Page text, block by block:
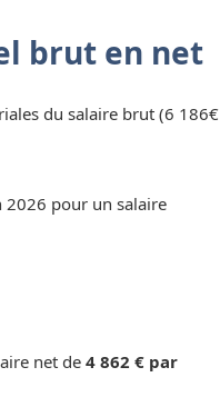
brut en net
du salaire brut (6 186€
2026 pour un salaire
net de 4 862 € par